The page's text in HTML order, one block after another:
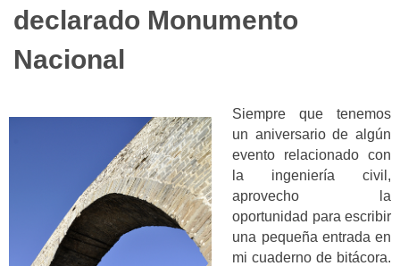
declarado Monumento
Nacional
Siempre que tenemos
un aniversario de algún
evento relacionado con
la ingeniería civil,
aprovecho la
oportunidad para escribir
una pequeña entrada en
mi cuaderno de bitácora.